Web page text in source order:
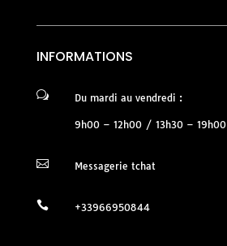
INFORMATIONS
w Du mardi au vendredi :
9h00 – 12h00 / 13h30 – 19h00
 Messagerie tchat
 +33966950844